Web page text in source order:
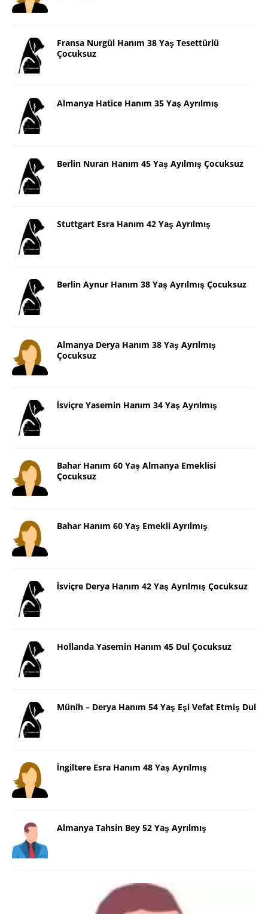
Fransa Nurgül Hanım 38 Yaş Tesettürlü
Çocuksuz
Almanya Hatice Hanım 35 Yaş Ayrılmış
Berlin Nuran Hanım 45 Yaş Ayılmış Çocuksuz
Stuttgart Esra Hanım 42 Yaş Ayrılmış
Berlin Aynur Hanım 38 Yaş Ayrılmış Çocuksuz
Almanya Derya Hanım 38 Yaş Ayrılmış
Çocuksuz
İsviçre Yasemin Hanım 34 Yaş Ayrılmış
Bahar Hanım 60 Yaş Almanya Emeklisi
Çocuksuz
Bahar Hanım 60 Yaş Emekli Ayrılmış
İsviçre Derya Hanım 42 Yaş Ayrılmış Çocuksuz
Hollanda Yasemin Hanım 45 Dul Çocuksuz
Münih – Derya Hanım 54 Yaş Eşi Vefat Etmiş Dul
İngiltere Esra Hanım 48 Yaş Ayrılmış
Almanya Tahsin Bey 52 Yaş Ayrılmış